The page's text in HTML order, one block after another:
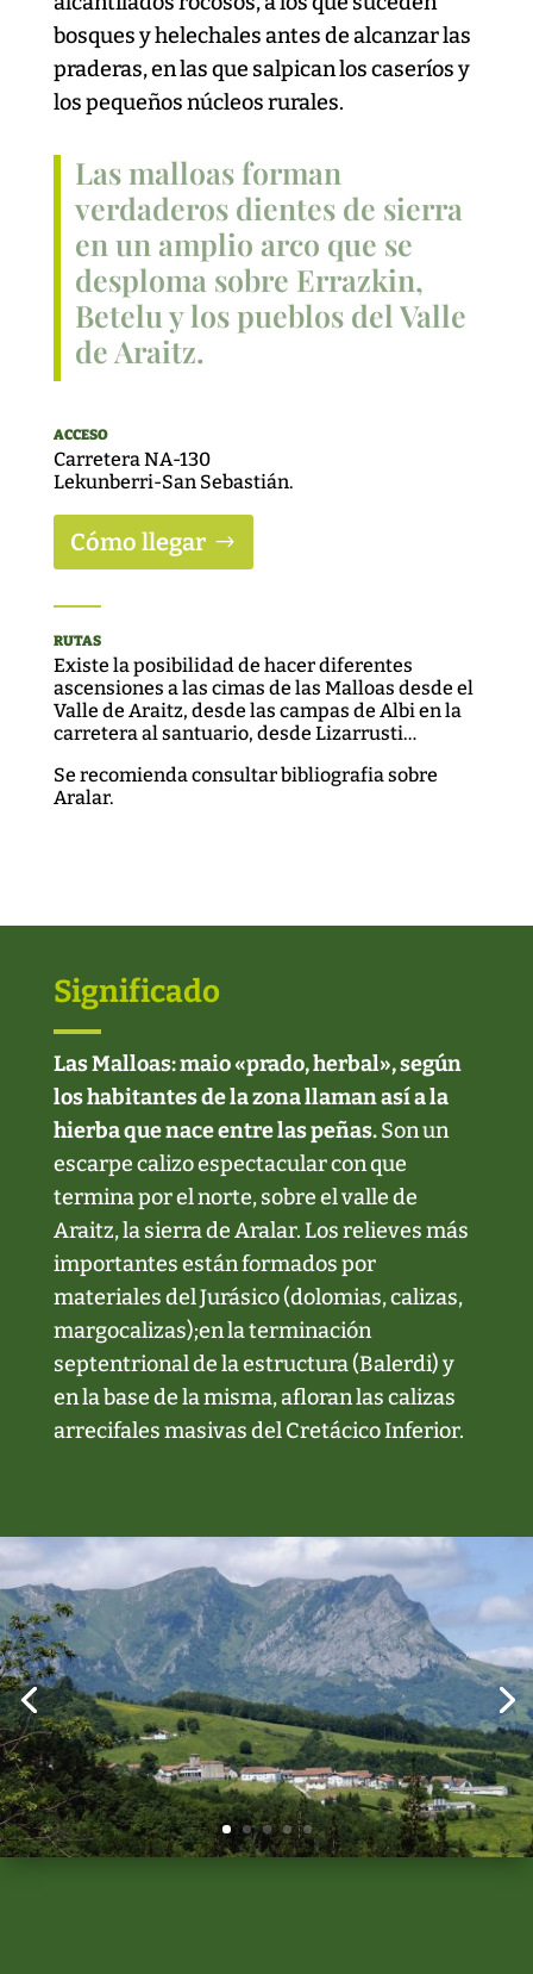
bosques y helechales antes de alcanzar las
praderas, en las que salpican los caseríos y
los pequeños núcleos rurales.
Las malloas forman
verdaderos dientes de sierra
en un amplio arco que se
desploma sobre Errazkin,
Betelu y los pueblos del Valle
de Araitz.
ACCESO
Carretera NA-130
Lekunberri-San Sebastián.
Cómo llegar
RUTAS
Existe la posibilidad de hacer diferentes
ascensiones a las cimas de las Malloas desde el
Valle de Araitz, desde las campas de Albi en la
carretera al santuario, desde Lizarrusti…
Se recomienda consultar bibliografia sobre
Aralar.
Significado
Las Malloas: maio «prado, herbal», según
los habitantes de la zona llaman así a la
hierba que nace entre las peñas.Son un
escarpe calizo espectacular con que
termina por el norte, sobre el valle de
Araitz, la sierra de Aralar. Los relieves más
importantes están formados por
materiales del Jurásico (dolomias, calizas,
margocalizas);en la terminación
septentrional de la estructura (Balerdi) y
en la base de la misma, afloran las calizas
arrecifales masivas del Cretácico Inferior.